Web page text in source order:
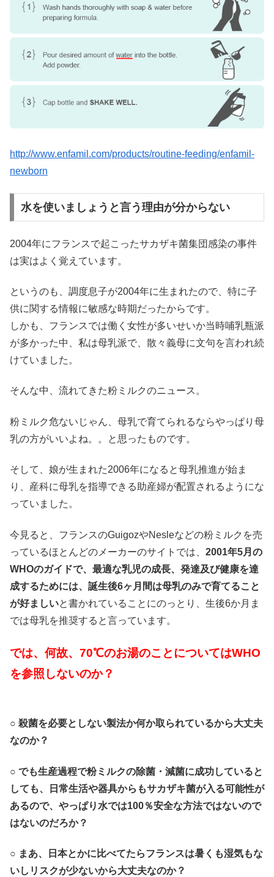
http://www.enfamil.com/products/routine-feeding/enfamil-
newborn
水を使いましょうと言う理由が分からない
2004年にフランスで起こったサカザキ菌集団感染の事件
は実はよく覚えています。
というのも、調度息子が2004年に生まれたので、特に子
供に関する情報に敏感な時期だったからです。
しかも、フランスでは働く女性が多いせいか当時哺乳瓶派
が多かった中、私は母乳派で、散々義母に文句を言われ続
けていました。
そんな中、流れてきた粉ミルクのニュース。
粉ミルク危ないじゃん、母乳で育てられるならやっぱり母
乳の方がいいよね。。と思ったものです。
そして、娘が生まれた2006年になると母乳推進が始ま
り、産科に母乳を指導できる助産婦が配置されるようにな
っていました。
今見ると、フランスのGuigozやNesleなどの粉ミルクを売
っているほとんどのメーカーのサイトでは、 2001年5月の
WHOのガイドで、最適な乳児の成長、発達及び健康を達
成するためには、誕生後6ヶ月間は母乳のみで育てること
が好ましいと書かれていることにのっとり、生後6か月ま
では母乳を推奨すると言っています。
では、何故、70℃のお湯のことについてはWHO
を参照しないのか？
○ 殺菌を必要としない製法か何か取られているから大丈夫
なのか？
○ でも生産過程で粉ミルクの除菌・減菌に成功していると
しても、日常生活や器具からもサカザキ菌が入る可能性が
あるので、やっぱり水では100％安全な方法ではないので
はないのだろか？
○ まあ、日本とかに比べてたらフランスは暑くも湿気もな
いしリスクが少ないから大丈夫なのか？